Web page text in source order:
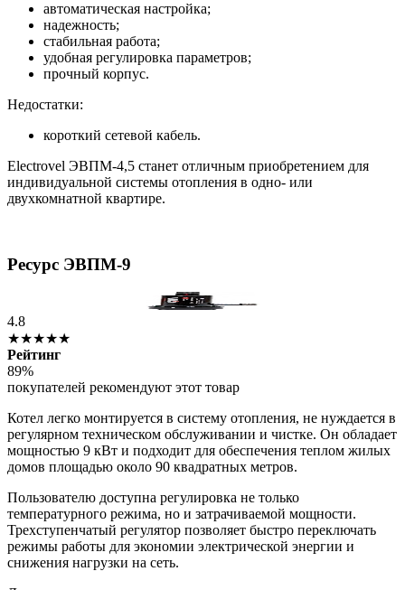
автоматическая настройка;
надежность;
стабильная работа;
удобная регулировка параметров;
прочный корпус.
Недостатки:
короткий сетевой кабель.
Electrovel ЭВПМ-4,5 станет отличным приобретением для
индивидуальной системы отопления в одно- или
двухкомнатной квартире.
Ресурс ЭВПМ-9
4.8
★★★★★
Рейтинг
89%
покупателей рекомендуют этот товар
Котел легко монтируется в систему отопления, не нуждается в
регулярном техническом обслуживании и чистке. Он обладает
мощностью 9 кВт и подходит для обеспечения теплом жилых
домов площадью около 90 квадратных метров.
Пользователю доступна регулировка не только
температурного режима, но и затрачиваемой мощности.
Трехступенчатый регулятор позволяет быстро переключать
режимы работы для экономии электрической энергии и
снижения нагрузки на сеть.